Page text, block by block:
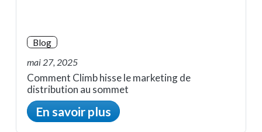
Blog
mai 27, 2025
Comment Climb hisse le marketing de
distribution au sommet
En savoir plus